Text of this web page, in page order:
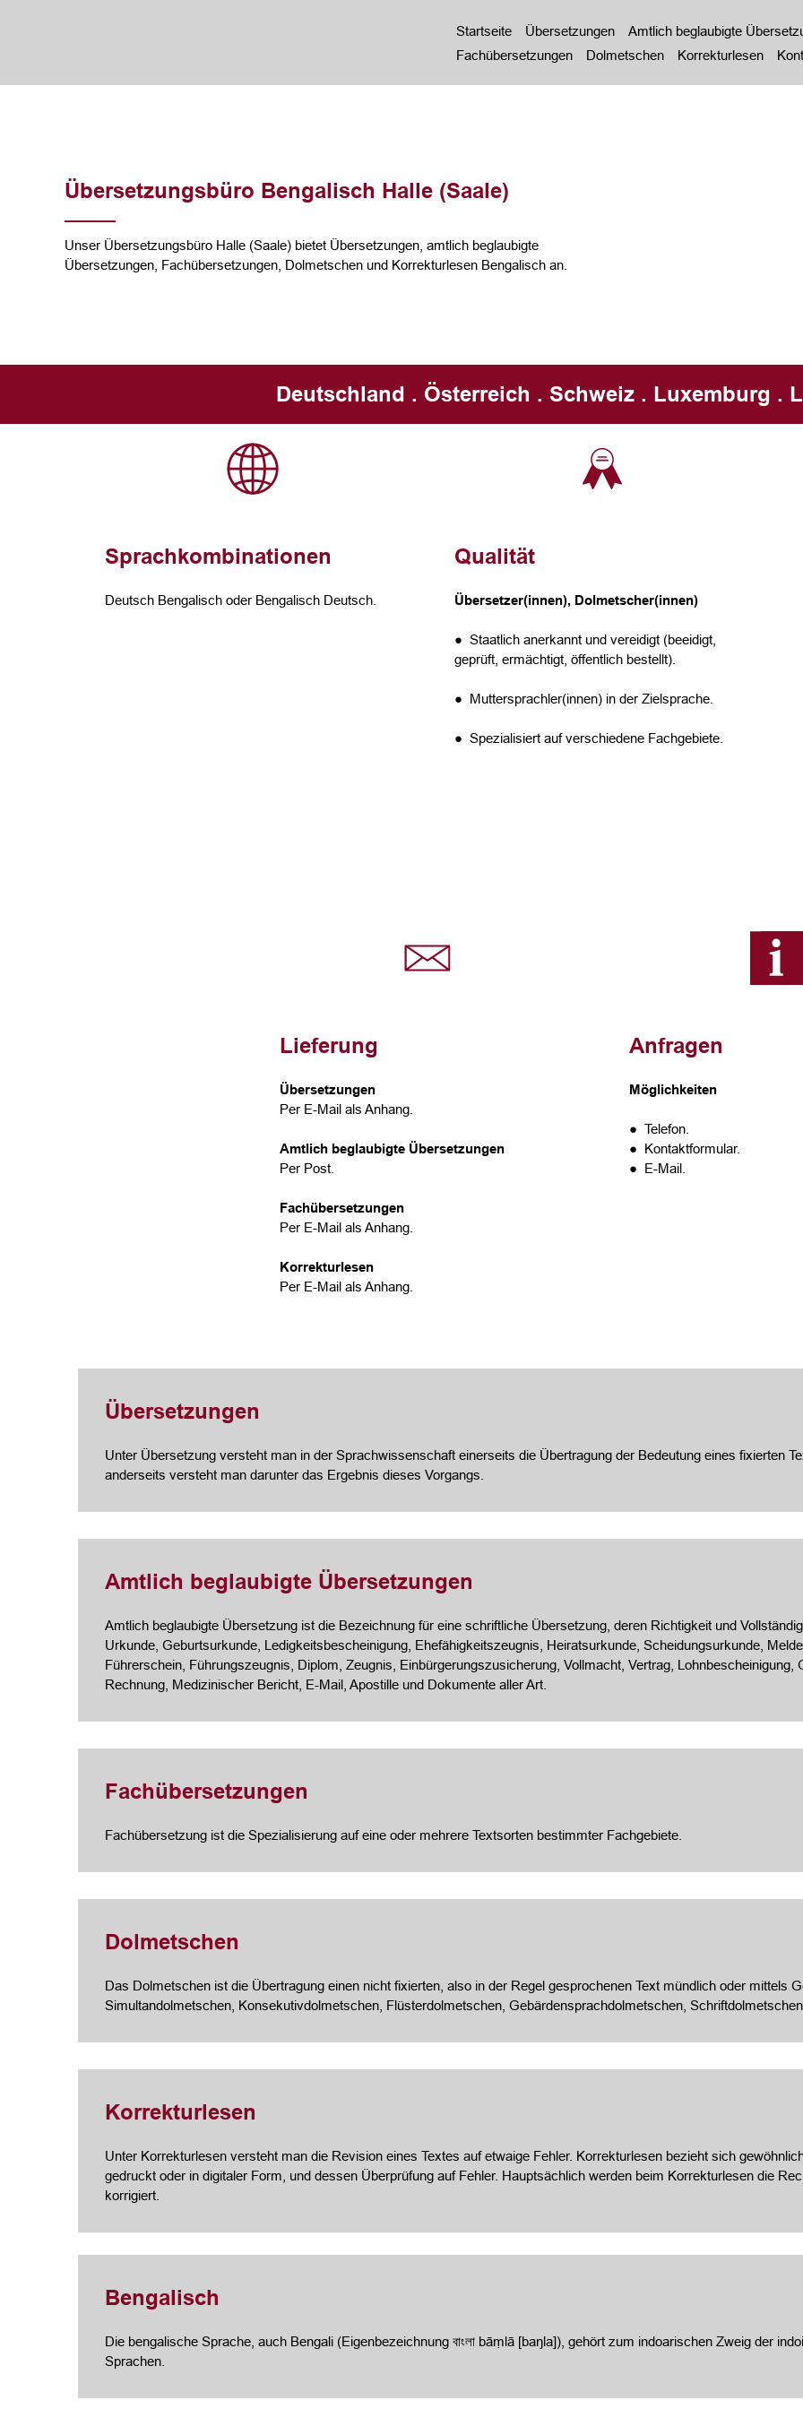
Startseite Übersetzungen
Amtlich beglaubigte
Fachübersetzungen
Dolmetschen Korrekturlesen
Übersetzungsbüro Bengalisch Halle (Saale)
Unser Übersetzungsbüro Halle (Saale) bietet Übersetzungen, amtlich beglaubigte
Übersetzungen, Fachübersetzungen, Dolmetschen und Korrekturlesen Bengalisch an.
Deutschland . Österreich . Schweiz . Luxemburg .
Sprachkombinationen
Deutsch Bengalisch oder Bengalisch Deutsch.
Qualität
Übersetzer(innen), Dolmetscher(innen)
● Staatlich anerkannt und vereidigt (beeidigt,
geprüft, ermächtigt, öffentlich bestellt).
● Muttersprachler(innen) in der Zielsprache.
● Spezialisiert auf verschiedene Fachgebiete.
Lieferung
Übersetzungen
Per E-Mail als Anhang.
Amtlich beglaubigte Übersetzungen
Per Post.
Fachübersetzungen
Per E-Mail als Anhang.
Korrekturlesen
Per E-Mail als Anhang.
Anfragen
Möglichkeiten
● Telefon.
● Kontaktformular.
● E-Mail.
Übersetzungen
Unter Übersetzung versteht man in der Sprachwissenschaft einerseits die Übertragung der Bedeutung eines fixierten
anderseits versteht man darunter das Ergebnis dieses Vorgangs.
Amtlich beglaubigte Übersetzungen
Amtlich beglaubigte Übersetzung ist die Bezeichnung für eine schriftliche Übersetzung, deren Richtigkeit und
Urkunde, Geburtsurkunde, Ledigkeitsbescheinigung, Ehefähigkeitszeugnis, Heiratsurkunde, Scheidungsurkunde,
Führerschein, Führungszeugnis, Diplom, Zeugnis, Einbürgerungszusicherung, Vollmacht, Vertrag, Lohnbescheinigung,
Rechnung, Medizinischer Bericht, E-Mail, Apostille und Dokumente aller Art.
Fachübersetzungen
Fachübersetzung ist die Spezialisierung auf eine oder mehrere Textsorten bestimmter Fachgebiete.
Dolmetschen
Das Dolmetschen ist die Übertragung einen nicht fixierten, also in der Regel gesprochenen Text mündlich oder mittels
Simultandolmetschen, Konsekutivdolmetschen, Flüsterdolmetschen, Gebärdensprachdolmetschen, Schriftdolmetschen.
Korrekturlesen
Unter Korrekturlesen versteht man die Revision eines Textes auf etwaige Fehler. Korrekturlesen bezieht sich
gedruckt oder in digitaler Form, und dessen Überprüfung auf Fehler. Hauptsächlich werden beim Korrekturlesen die
korrigiert.
Bengalisch
Die bengalische Sprache, auch Bengali (Eigenbezeichnung বাংলা bāṃlā [baŋla]), gehört zum indoarischen Zweig der
Sprachen.